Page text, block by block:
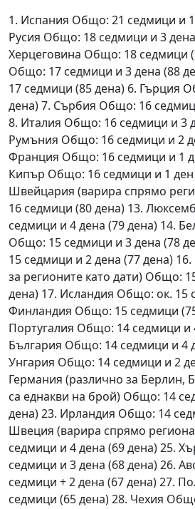
1. Испания Общо: 21 седмици и 1
Русия Общо: 18 седмици и 3
Херцеговина Общо: 18 седмици
Общо: 17 седмици и 3 дена (88
17 седмици (85 дена) 6. Гърция
дена) 7. Сърбия Общо: 16
8. Италия Общо: 16 седмици и 3
Румъния Общо: 16 седмици и 2
Франция Общо: 16 седмици и 1
Кипър Общо: 16 седмици и 1 ден
Швейцария (варира спрямо
16 седмици (80 дена) 13.
седмици и 4 дена (79 дена) 14.
Общо: 15 седмици и 3 дена (78
15 седмици и 2 дена (77 дена)
за регионите като дати) Общо:
дена) 17. Исландия Общо: ок. 15
Финландия Общо: 15 седмици
Португалия Общо: 14 седмици и
България Общо: 14 седмици и 4
Унгария Общо: 14 седмици и 2
Германия (различно за Берлин,
са еднакви на брой) Общо: 14
дена) 23. Ирландия Общо: 14
Швеция (варира спрямо
седмици и 4 дена (69 дена) 25.
седмици и 3 дена (68 дена) 26.
седмици + 2 дена (67 дена) 27.
седмици (65 дена) 28. Чехия